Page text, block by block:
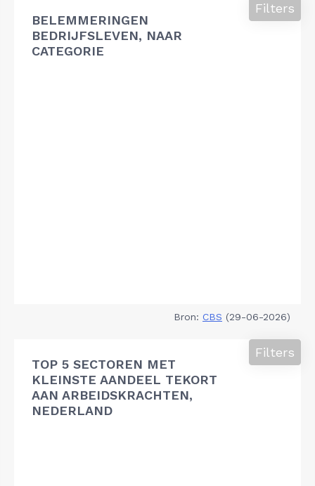
BELEMMERINGEN
BEDRIJFSLEVEN, NAAR
CATEGORIE
Filters
Bron: CBS (29-06-2026)
TOP 5 SECTOREN MET
KLEINSTE AANDEEL TEKORT
AAN ARBEIDSKRACHTEN,
NEDERLAND
Filters